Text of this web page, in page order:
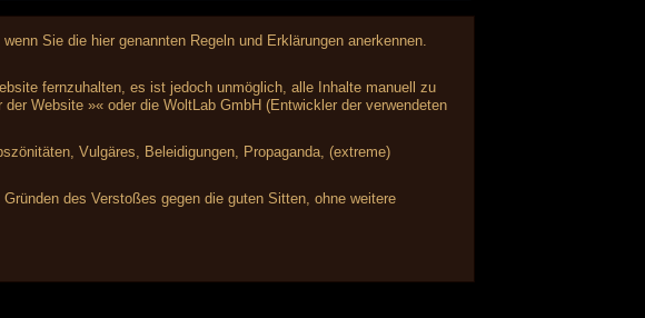
Sie die hier genannten Regeln und Erklärungen anerkennen.
fernzuhalten, es ist jedoch unmöglich, alle Inhalte manuell zu
Website »« oder die WoltLab GmbH (Entwickler der verwendeten
Vulgäres, Beleidigungen, Propaganda, (extreme)
des Verstoßes gegen die guten Sitten, ohne weitere